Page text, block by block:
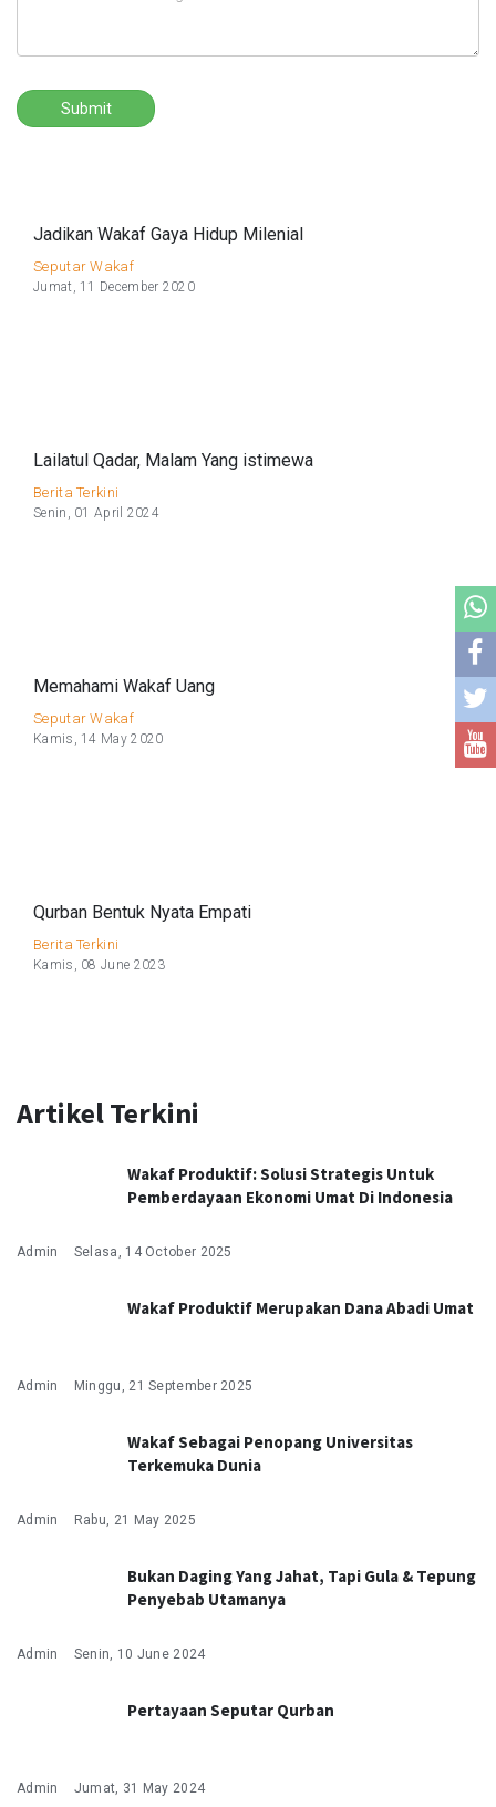
Submit
Jadikan Wakaf Gaya Hidup Milenial
Seputar Wakaf
Jumat, 11 December 2020
Lailatul Qadar, Malam Yang istimewa
Berita Terkini
Senin, 01 April 2024
Memahami Wakaf Uang
Seputar Wakaf
Kamis, 14 May 2020
Qurban Bentuk Nyata Empati
Berita Terkini
Kamis, 08 June 2023
Artikel Terkini
Wakaf Produktif: Solusi Strategis Untuk
Pemberdayaan Ekonomi Umat Di Indonesia
Admin Selasa, 14 October 2025
Wakaf Produktif Merupakan Dana Abadi Umat
Admin Minggu, 21 September 2025
Wakaf Sebagai Penopang Universitas
Terkemuka Dunia
Admin Rabu, 21 May 2025
Bukan Daging Yang Jahat, Tapi Gula & Tepung
Penyebab Utamanya
Admin Senin, 10 June 2024
Pertayaan Seputar Qurban
Admin Jumat, 31 May 2024